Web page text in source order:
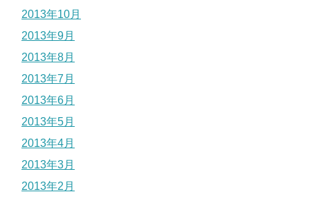
2013年10月
2013年9月
2013年8月
2013年7月
2013年6月
2013年5月
2013年4月
2013年3月
2013年2月